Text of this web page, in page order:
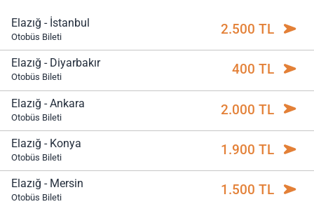
Elazığ - İstanbul
Otobüs Bileti 2.500 TL
Elazığ - Diyarbakır
Otobüs Bileti 400 TL
Elazığ - Ankara
Otobüs Bileti 2.000 TL
Elazığ - Konya
Otobüs Bileti 1.900 TL
Elazığ - Mersin
Otobüs Bileti 1.500 TL